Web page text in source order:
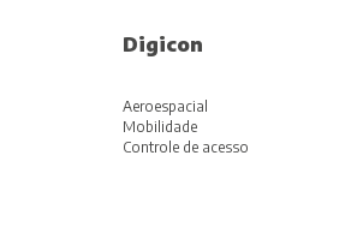
Digicon
Aeroespacial
Mobilidade
Controle de acesso